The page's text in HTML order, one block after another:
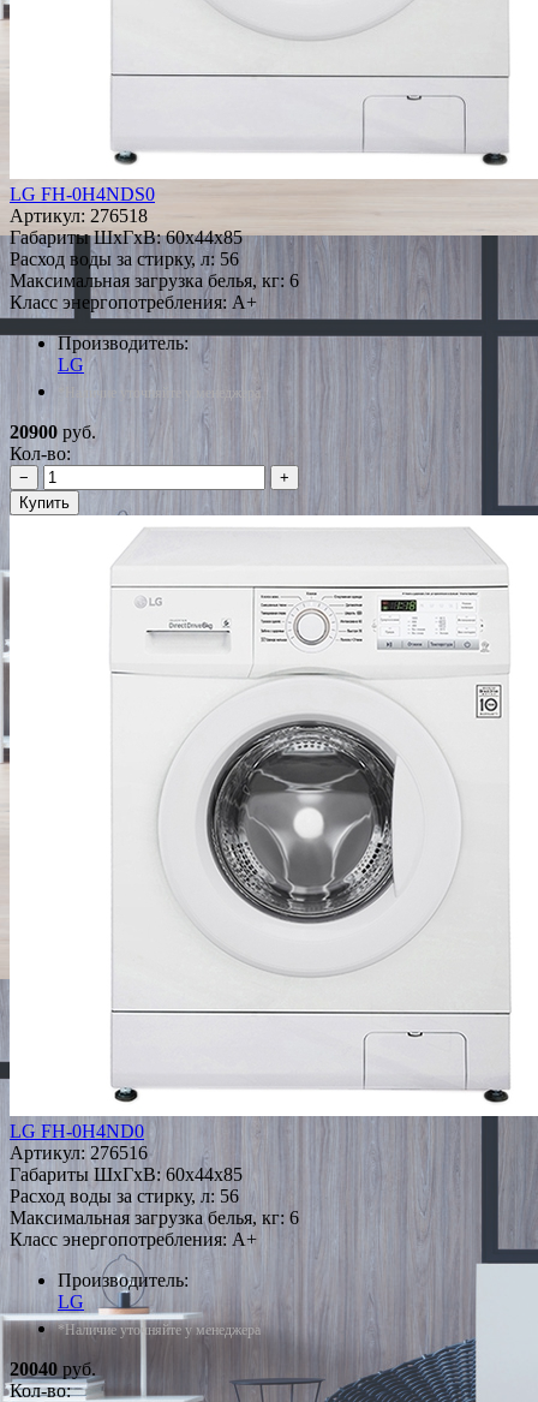
LG FH-0H4NDS0
Артикул: 276518
Габариты ШxГxВ: 60x44x85
Расход воды за стирку, л: 56
Максимальная загрузка белья, кг: 6
Класс энергопотребления: A+
Производитель:
LG
*Наличие уточняйте у менеджера
20900 руб.
Кол-во:
−
+
Купить
LG FH-0H4ND0
Артикул: 276516
Габариты ШxГxВ: 60x44x85
Расход воды за стирку, л: 56
Максимальная загрузка белья, кг: 6
Класс энергопотребления: A+
Производитель:
LG
*Наличие уточняйте у менеджера
20040 руб.
Кол-во: